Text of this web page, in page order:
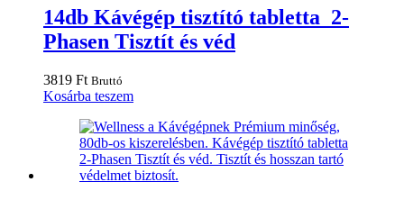
14db Kávégép tisztító tabletta 2-
Phasen Tisztít és véd
3819 Ft Bruttó
Kosárba teszem